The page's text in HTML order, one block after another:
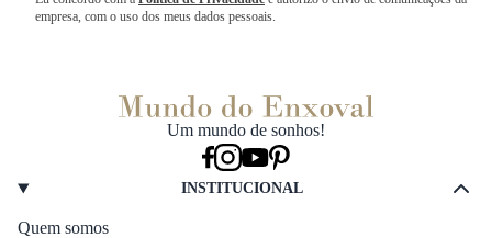
empresa, com o uso dos meus dados pessoais.
Um mundo de sonhos!
INSTITUCIONAL
Quem somos